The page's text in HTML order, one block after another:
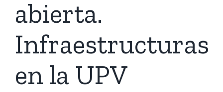
abierta.
Infraestructuras
en la UPV